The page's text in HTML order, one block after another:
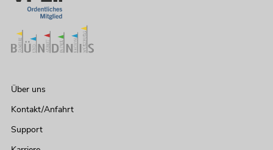
Über uns
Kontakt/Anfahrt
Support